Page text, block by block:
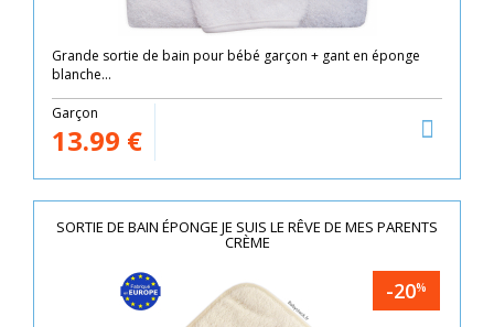
Grande sortie de bain pour bébé garçon + gant en éponge
blanche...
Garçon
13.99 €
SORTIE DE BAIN ÉPONGE JE SUIS LE RÊVE DE MES PARENTS
CRÈME
-20%